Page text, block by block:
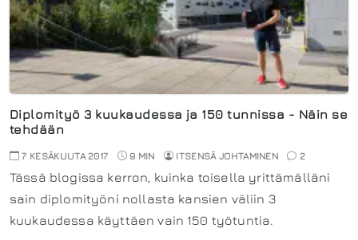
Diplomityö 3 kuukaudessa ja 150 tunnissa - Näin se
tehdään
7 KESÄKUUTA 2017 9 MIN ITSENSÄ JOHTAMINEN 2
Tässä blogissa kerron, kuinka toisella yrittämälläni
sain diplomityöni nollasta kansien väliin 3
kuukaudessa käyttäen vain 150 työtuntia.